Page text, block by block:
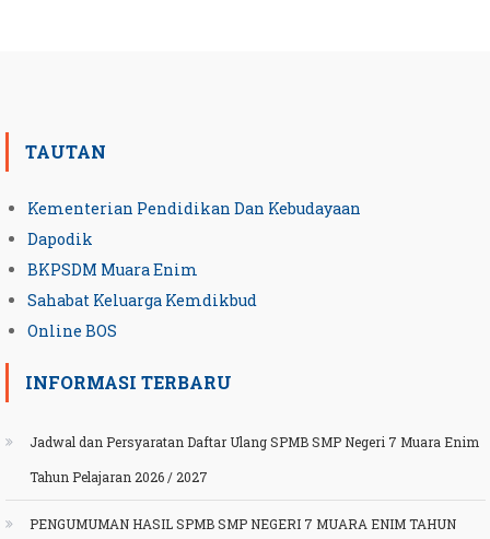
TAUTAN
Kementerian Pendidikan Dan Kebudayaan
Dapodik
BKPSDM Muara Enim
Sahabat Keluarga Kemdikbud
Online BOS
INFORMASI TERBARU
Jadwal dan Persyaratan Daftar Ulang SPMB SMP Negeri 7 Muara Enim
Tahun Pelajaran 2026 / 2027
PENGUMUMAN HASIL SPMB SMP NEGERI 7 MUARA ENIM TAHUN